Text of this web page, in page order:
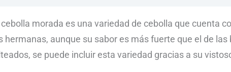
morada es una variedad de cebolla que cuenta
hermanas, aunque su sabor es más fuerte que el de
se puede incluir esta variedad gracias a su